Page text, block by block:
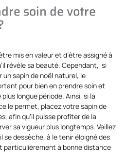
soin de votre
mis en valeur et d’être assigné à
révèle sa beauté. Cependant, si
sapin de noël naturel, le
pour bien en prendre soin et
longue période. Ainsi, si la
le permet, placez votre sapin de
afin qu’il puisse profiter de la
sa vigueur plus longtemps. Veillez
se dessèche, à le tenir éloigné des
particulièrement à bonne distance